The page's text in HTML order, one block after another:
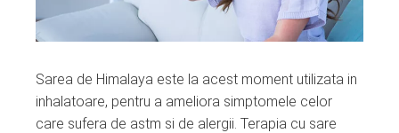
Sarea de Himalaya este la acest moment utilizata in
inhalatoare, pentru a ameliora simptomele celor
care sufera de astm si de alergii. Terapia cu sare